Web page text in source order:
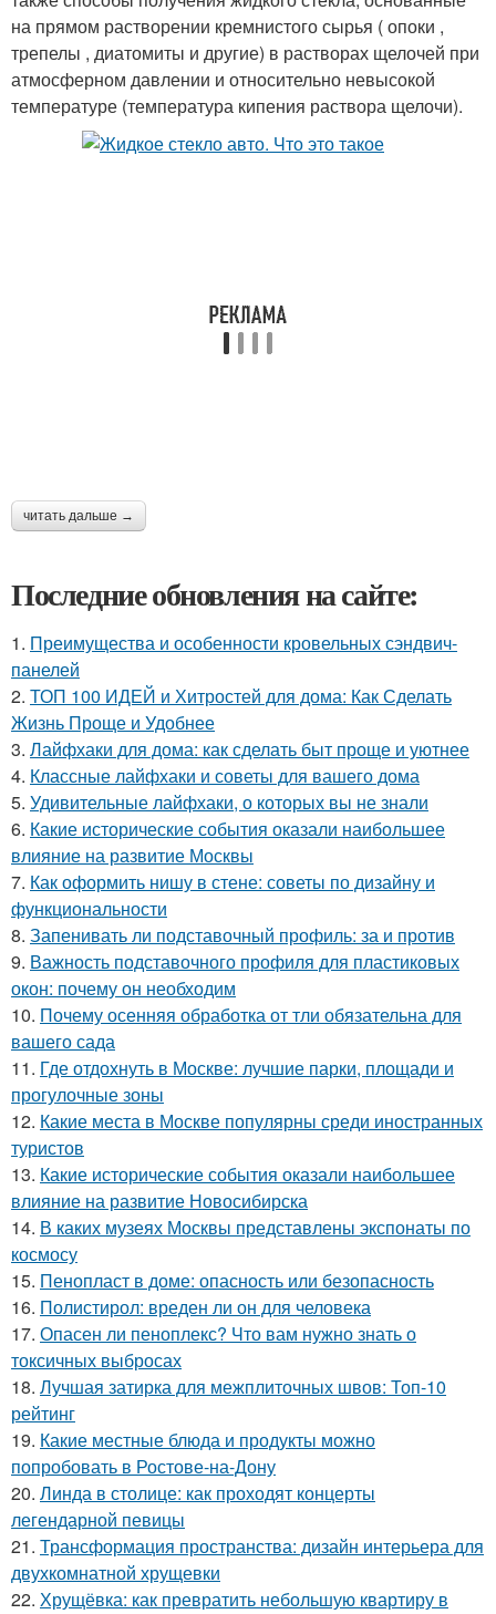
на прямом растворении кремнистого сырья ( опоки ,
трепелы , диатомиты и другие) в растворах щелочей при
атмосферном давлении и относительно невысокой
температуре (температура кипения раствора щелочи).
читать дальше →
Последние обновления на сайте:
1. Преимущества и особенности кровельных сэндвич-
панелей
2. ТОП 100 ИДЕЙ и Хитростей для дома: Как Сделать
Жизнь Проще и Удобнее
3. Лайфхаки для дома: как сделать быт проще и уютнее
4. Классные лайфхаки и советы для вашего дома
5. Удивительные лайфхаки, о которых вы не знали
6. Какие исторические события оказали наибольшее
влияние на развитие Москвы
7. Как оформить нишу в стене: советы по дизайну и
функциональности
8. Запенивать ли подставочный профиль: за и против
9. Важность подставочного профиля для пластиковых
окон: почему он необходим
10. Почему осенняя обработка от тли обязательна для
вашего сада
11. Где отдохнуть в Москве: лучшие парки, площади и
прогулочные зоны
12. Какие места в Москве популярны среди иностранных
туристов
13. Какие исторические события оказали наибольшее
влияние на развитие Новосибирска
14. В каких музеях Москвы представлены экспонаты по
космосу
15. Пенопласт в доме: опасность или безопасность
16. Полистирол: вреден ли он для человека
17. Опасен ли пеноплекс? Что вам нужно знать о
токсичных выбросах
18. Лучшая затирка для межплиточных швов: Топ-10
рейтинг
19. Какие местные блюда и продукты можно
попробовать в Ростове-на-Дону
20. Линда в столице: как проходят концерты
легендарной певицы
21. Трансформация пространства: дизайн интерьера для
двухкомнатной хрущевки
22. Хрущёвка: как превратить небольшую квартиру в